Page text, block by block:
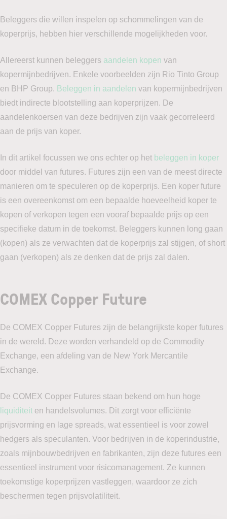
Beleggers die willen inspelen op schommelingen van de
koperprijs, hebben hier verschillende mogelijkheden voor.
Allereerst kunnen beleggers aandelen kopen van
kopermijnbedrijven. Enkele voorbeelden zijn Rio Tinto Group
en BHP Group. Beleggen in aandelen van kopermijnbedrijven
biedt indirecte blootstelling aan koperprijzen. De
aandelenkoersen van deze bedrijven zijn vaak gecorreleerd
aan de prijs van koper.
In dit artikel focussen we ons echter op het beleggen in koper
door middel van futures. Futures zijn een van de meest directe
manieren om te speculeren op de koperprijs. Een koper future
is een overeenkomst om een bepaalde hoeveelheid koper te
kopen of verkopen tegen een vooraf bepaalde prijs op een
specifieke datum in de toekomst. Beleggers kunnen long gaan
(kopen) als ze verwachten dat de koperprijs zal stijgen, of short
gaan (verkopen) als ze denken dat de prijs zal dalen.
COMEX Copper Future
De COMEX Copper Futures zijn de belangrijkste koper futures
in de wereld. Deze worden verhandeld op de Commodity
Exchange, een afdeling van de New York Mercantile
Exchange.
De COMEX Copper Futures staan bekend om hun hoge
liquiditeit en handelsvolumes. Dit zorgt voor efficiënte
prijsvorming en lage spreads, wat essentieel is voor zowel
hedgers als speculanten. Voor bedrijven in de koperindustrie,
zoals mijnbouwbedrijven en fabrikanten, zijn deze futures een
essentieel instrument voor risicomanagement. Ze kunnen
toekomstige koperprijzen vastleggen, waardoor ze zich
beschermen tegen prijsvolatiliteit.